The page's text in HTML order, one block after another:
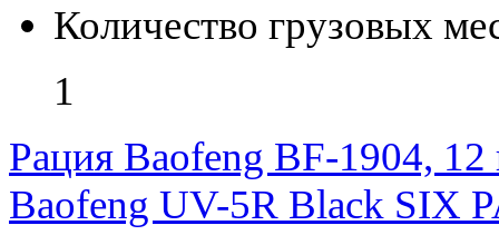
Количество грузовых
1
Рация Baofeng BF-1904, 12
Baofeng UV-5R Black SIX